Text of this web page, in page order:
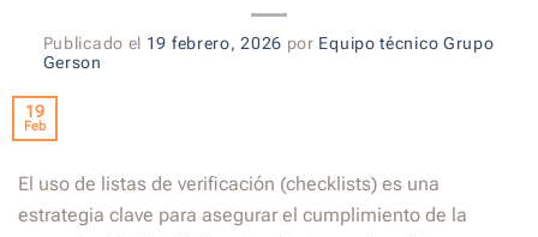
Publicado el 19 febrero, 2026 por Equipo técnico Grupo
Gerson
19
Feb
El uso de listas de verificación (checklists) es una
estrategia clave para asegurar el cumplimiento de la